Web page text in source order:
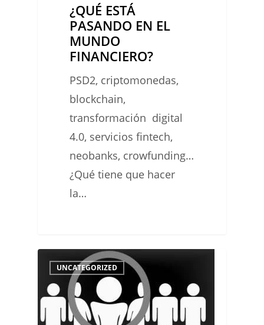
MUNDO
FINANCIERO?
¿QUÉ ESTÁ
PASANDO EN EL
MUNDO
FINANCIERO?
PSD2, criptomonedas,
blockchain,
transformación digital
4.0, servicios fintech,
neobanks, crowfunding…
¿Qué tiene que hacer
la…
¿SABES
QUE
REGISTROS
UNCATEGORIZED0